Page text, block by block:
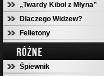
„Twardy Kibol z Młyna”
Dlaczego Widzew?
Felietony
RÓŻNE
Śpiewnik